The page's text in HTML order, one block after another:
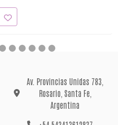
Av. Provincias Unidas 783,
Rosario, Santa Fe,
Argentina